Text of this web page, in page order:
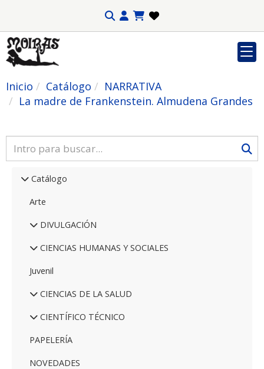
Inicio Catálogo
NARRATIVA
La madre de Frankenstein. Almudena Grandes
Catálogo
Arte
DIVULGACIÓN
CIENCIAS HUMANAS Y SOCIALES
Juvenil
CIENCIAS DE LA SALUD
CIENTÍFICO TÉCNICO
PAPELERÍA
NOVEDADES